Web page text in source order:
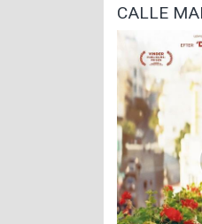
CALLE